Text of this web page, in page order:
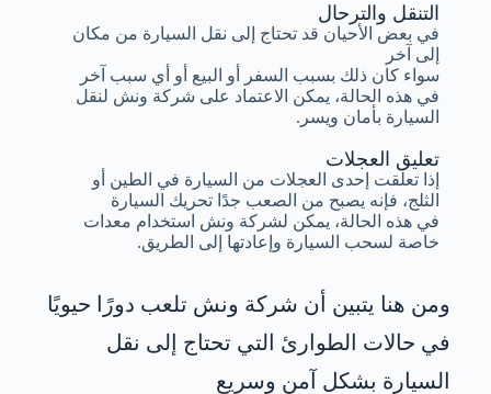
تعليق العجلات
إذا تعلقت إحدى العجلات من السيارة في الطين أو
الثلج، فإنه يصبح من الصعب جدًا تحريك السيارة
في هذه الحالة، يمكن لشركة ونش استخدام معدات
خاصة لسحب السيارة وإعادتها إلى الطريق.
التنقل والترحال
في بعض الأحيان قد تحتاج إلى نقل السيارة من مكان
إلى آخر
سواء كان ذلك بسبب السفر أو البيع أو أي سبب آخر
في هذه الحالة، يمكن الاعتماد على شركة ونش لنقل
السيارة بأمان ويسر.
ومن هنا يتبين أن شركة ونش تلعب دورًا حيويًا
في حالات الطوارئ التي تحتاج إلى نقل
السيارة بشكل آمن وسريع